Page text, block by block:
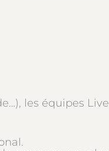
les équipes Live